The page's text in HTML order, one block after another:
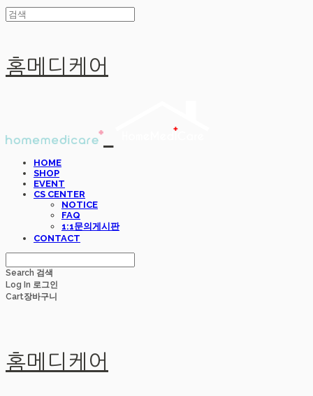
홈메디케어
HOME
SHOP
EVENT
CS CENTER
NOTICE
FAQ
1:1문의게시판
CONTACT
Search 검색
Log In 로그인
Cart장바구니
홈메디케어